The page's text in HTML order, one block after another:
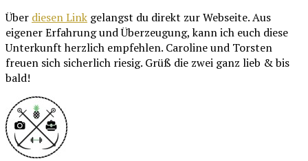
Über diesen Link gelangst du direkt zur Webseite. Aus
eigener Erfahrung und Überzeugung, kann ich euch diese
Unterkunft herzlich empfehlen. Caroline und Torsten
freuen sich sicherlich riesig. Grüß die zwei ganz lieb & bis
bald!